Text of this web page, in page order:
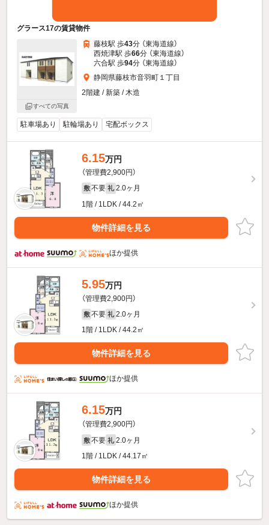
グラース17の賃貸物件
すべての写真
藤枝駅 歩43分 （東海道線）
西焼津駅 歩66分 （東海道線）
六合駅 歩94分 （東海道線）
静岡県藤枝市音羽町１丁目
2階建 / 新築 / 木造
駐車場あり 駐輪場あり 宅配ボックス
6.15万円
（管理費2,900円）
敷 不要 礼 2.0ヶ月
1階 / 1LDK / 44.2㎡
物件詳細を見る
ほか提供
5.95万円
（管理費2,900円）
敷 不要 礼 2.0ヶ月
1階 / 1LDK / 44.2㎡
物件詳細を見る
ほか提供
6.15万円
（管理費2,900円）
敷 不要 礼 2.0ヶ月
1階 / 1LDK / 44.17㎡
物件詳細を見る
ほか提供